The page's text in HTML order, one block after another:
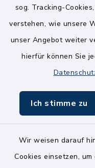
sog. Tracking-
verstehen, wie unsere
unser Angebot weiter
hierfür können Sie
Ich stimme zu
Wir weisen darauf
Cookies einsetzen,
Freitag
8.00-11.00 Uhr